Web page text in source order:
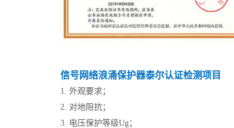
信号网络浪涌保护器泰尔认证检测项目
1. 外观要求；
2. 对地阻抗；
3. 电压保护等级Ug；